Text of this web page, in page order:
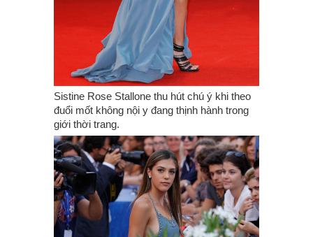
Sistine Rose Stallone thu hút chú ý khi theo
đuổi mốt không nội y đang thịnh hành trong
giới thời trang.